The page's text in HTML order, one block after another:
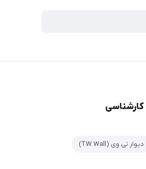
دیوار تی وی (TW Wall)